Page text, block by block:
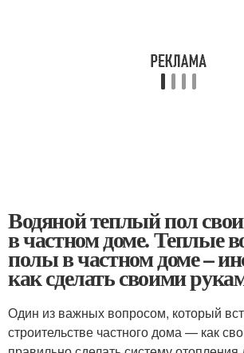
Водяной теплый пол
в частном доме. Теплые
полы в частном доме –
как сделать своими
Один из важных вопросом, который
строительстве частного дома — как